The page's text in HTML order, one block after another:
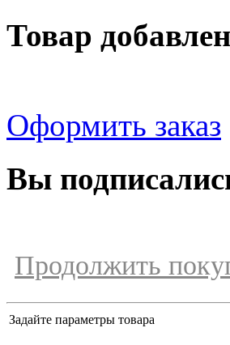
Товар
Оформить заказ
Вы
Продолжить
Задайте параметры товара